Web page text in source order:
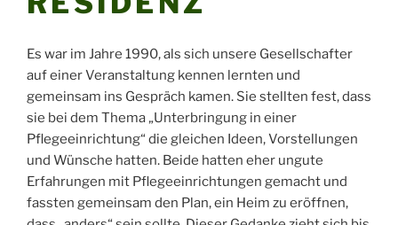
Es war im Jahre 1990, als sich unsere Gesellschafter
auf einer Veranstaltung kennen lernten und
gemeinsam ins Gespräch kamen. Sie stellten fest, dass
sie bei dem Thema „Unterbringung in einer
Pflegeeinrichtung“ die gleichen Ideen, Vorstellungen
und Wünsche hatten. Beide hatten eher ungute
Erfahrungen mit Pflegeeinrichtungen gemacht und
fassten gemeinsam den Plan, ein Heim zu eröffnen,